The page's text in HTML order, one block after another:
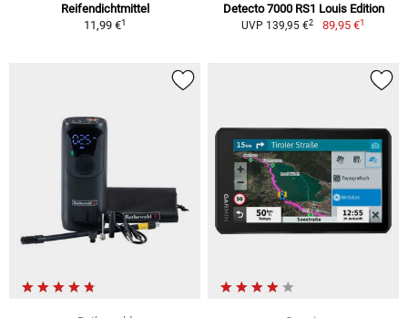
Reifendichtmittel
11,99 €1
Detecto 7000 RS1 Louis Edition
UVP 139,95 €2 89,95 €1